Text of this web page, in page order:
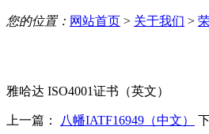
您的位置： 网站首页 > 关于我们 >
雅哈达 ISO4001证书（英文）
上一篇： 八幡IATF16949（中文）